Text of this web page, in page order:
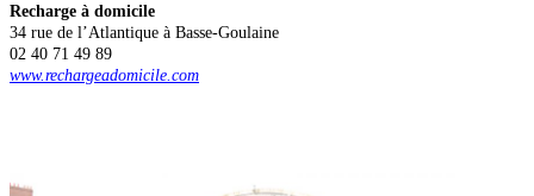
Recharge à domicile
34 rue de l’Atlantique à Basse-Goulaine
02 40 71 49 89
www.rechargeadomicile.com